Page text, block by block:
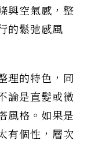
與空氣感，整
的鬆弛感風
理的特色，同
論是直髮或微
風格。如果是
有個性，層次